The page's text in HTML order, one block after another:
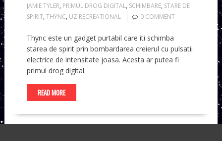
JAMIE TYLER, PRIMUL DROG DIGITAL, SCHIMBARE, STARE DE
SPIRIT, THYNC, UZ RECREATIONAL 0 COMMENT
Thync este un gadget purtabil care iti schimba
starea de spirit prin bombardarea creierul cu pulsatii
electrice de intensitate joasa. Acesta ar putea fi
primul drog digital.
READ MORE